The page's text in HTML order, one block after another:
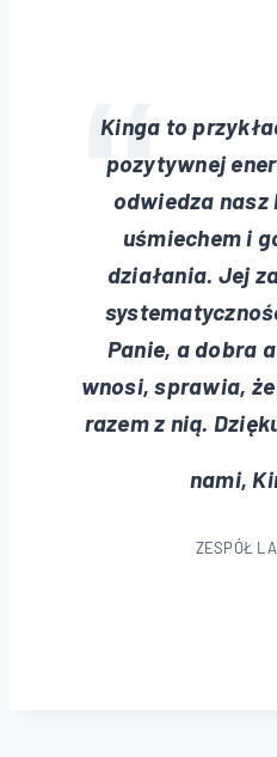
Kinga to
pozytywnej
odwiedza nasz
uśmiechem i
działania. Jej
Panie, a dobra
wnosi, sprawia,
razem z nią.
nami,
ZESPÓŁ